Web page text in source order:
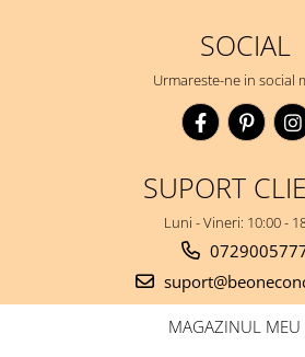
SOCIAL
Urmareste-ne in social
SUPORT
Luni - Vineri: 10:00 -
MAGAZINUL MEU